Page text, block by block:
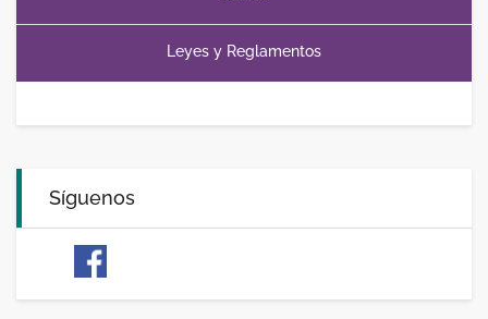
Leyes y Reglamentos
Síguenos